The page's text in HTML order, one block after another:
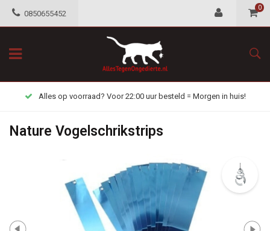
0850655452
0
Alles op voorraad? Voor 22:00 uur besteld = Morgen in huis!
Nature Vogelschrikstrips